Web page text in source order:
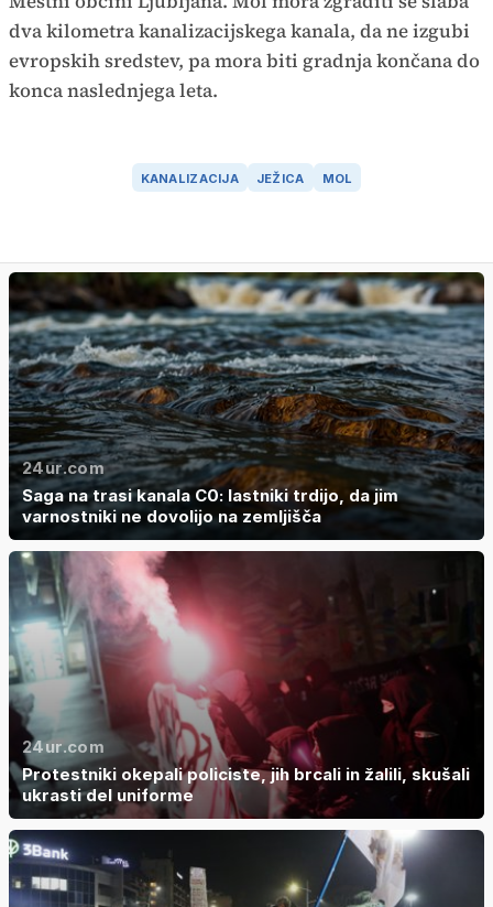
dva kilometra kanalizacijskega kanala, da ne izgubi
evropskih sredstev, pa mora biti gradnja končana do
konca naslednjega leta.
KANALIZACIJA JEŽICA MOL
24ur.com
Saga na trasi kanala C0: lastniki trdijo, da jim
varnostniki ne dovolijo na zemljišča
24ur.com
Protestniki okepali policiste, jih brcali in žalili, skušali
ukrasti del uniforme